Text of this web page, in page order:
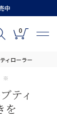
中
0
ィローラー
※
ティ
を